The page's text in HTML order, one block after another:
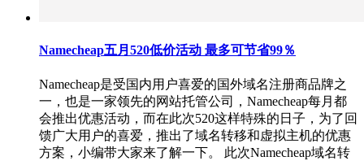
Namecheap五月520低价活动 最多可节省99％
Namecheap是受国内用户喜爱的国外域名注册商品牌之
一，也是一家领先的网站托管公司，Namecheap每月都
会推出优惠活动，而在此次520这样特殊的日子，为了回
馈广大用户的喜爱，推出了域名转移和虚拟主机的优惠
方案，小编带大家来了解一下。 此次Namecheap域名转